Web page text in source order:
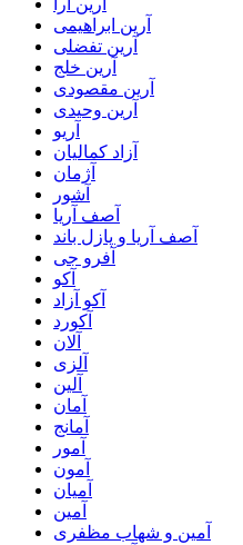
آرین آرا
آرین ابراهیمی
آرین تفضلی
آرین خلج
آرین مقصودی
آرین وحیدی
آریو
آزاد کمالیان
آژمان
آشور
آصف آریا
آصف آریا و پازل باند
آفرو جی
آکو
آکو آزاد
آکورد
آلان
آلزی
آلین
آمان
آمانج
آمور
آمون
آمیان
آمین
آمین و شهاب مظفری